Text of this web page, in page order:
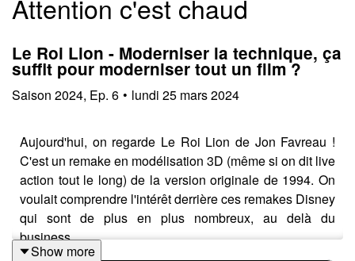
Attention c'est chaud
Le Roi Lion - Moderniser la technique, ça
suffit pour moderniser tout un film ?
Saison 2024, Ep. 6 • lundi 25 mars 2024
Aujourd'hui, on regarde Le Roi Lion de Jon Favreau !
C'est un remake en modélisation 3D (même si on dit live
action tout le long) de la version originale de 1994. On
voulait comprendre l'intérêt derrière ces remakes Disney
qui sont de plus en plus nombreux, au delà du
business...
Show more